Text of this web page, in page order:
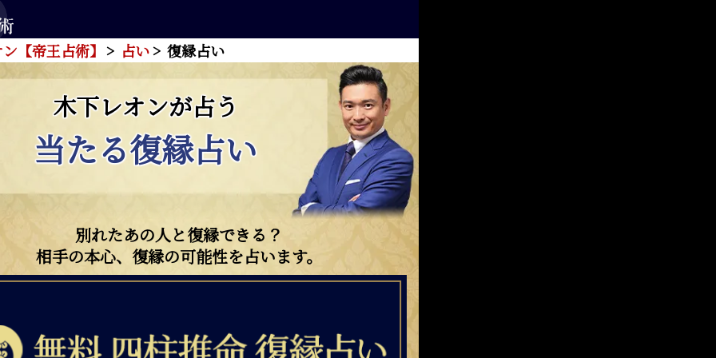
【帝王占術】 占い 復縁占い
木下レオンが占う
当たる復縁占い
別れたあの人と復縁できる？
相手の本心、復縁の可能性を占います。